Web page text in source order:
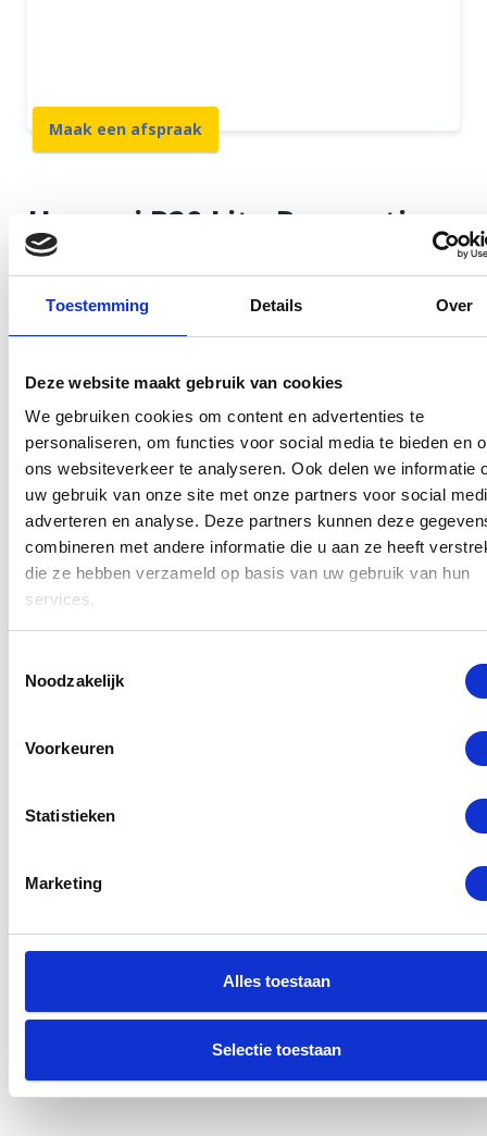
Toestemming Details Over
Deze website maakt gebruik van cookies
We gebruiken cookies om content en advertenties te
personaliseren, om functies voor social media te bieden en
ons websiteverkeer te analyseren. Ook delen we informatie
uw gebruik van onze site met onze partners voor social
adverteren en analyse. Deze partners kunnen deze
combineren met andere informatie die u aan ze heeft
die ze hebben verzameld op basis van uw gebruik van hun
services.
Noodzakelijk
Voorkeuren
Statistieken
Marketing
Alles toestaan
Selectie toestaan
Maak een afspraak
Huawei P20 Lite Reparatie
in Rotterdam Centrum
U wilt uw toestel snel en goed gerepareerd terug en
Sterker nog, u kunt wachten terwijl wij uw Huawei
vakkundig repareren. Onze winkel biedt voldoende
ruimte om op uw toestel te wachten en om te
genieten van een lekkere kop koffie. Alle reparaties
aan uw toestel worden door gecertificeerde
monteurs uitgevoerd met alleen originele Huawei
onderdelen. Stel uw reparatie daarom niet uit en
voorkom ergere schade, kom vandaag nog langs bij
Lees meer